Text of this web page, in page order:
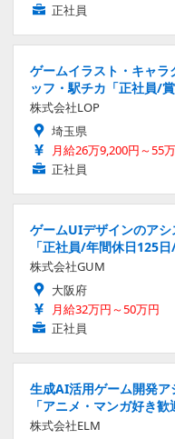
正社員
ゲームイラスト・キャラ
ッフ・駅チカ「正社員/
株式会社LOP
埼玉県
月給26万9,200円～55
正社員
ゲームUIデザインのア
「正社員/年間休日125
株式会社GUM
大阪府
月給32万円～50万円
正社員
生成AI活用ゲーム開発
「アニメ・マンガ好き
株式会社ELM